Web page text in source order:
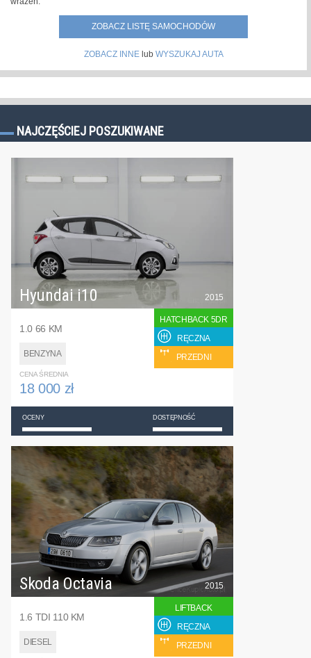
ZOBACZ LISTĘ SAMOCHODÓW
ZOBACZ INNElub WYSZUKAJ AUTA
NAJCZĘŚCIEJ POSZUKIWANE
Hyundai i10
1.0 66 KM
BENZYNA
2015
HATCHBACK 5DR
RĘCZNA
PRZEDNI
CENA ŚREDNIA
18 000 zł
OCENY DOSTĘPNOŚĆ
Skoda Octavia
1.6 TDI 110 KM
DIESEL
2015
LIFTBACK
RĘCZNA
PRZEDNI